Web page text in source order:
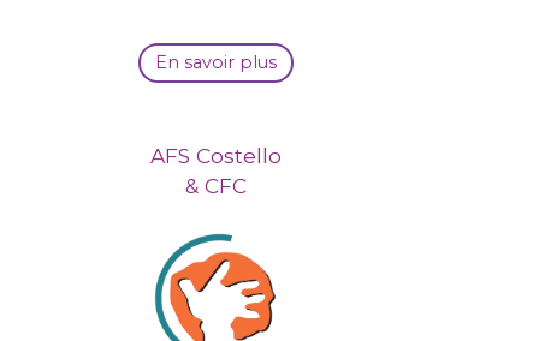
En savoir plus
AFS Costello
& CFC